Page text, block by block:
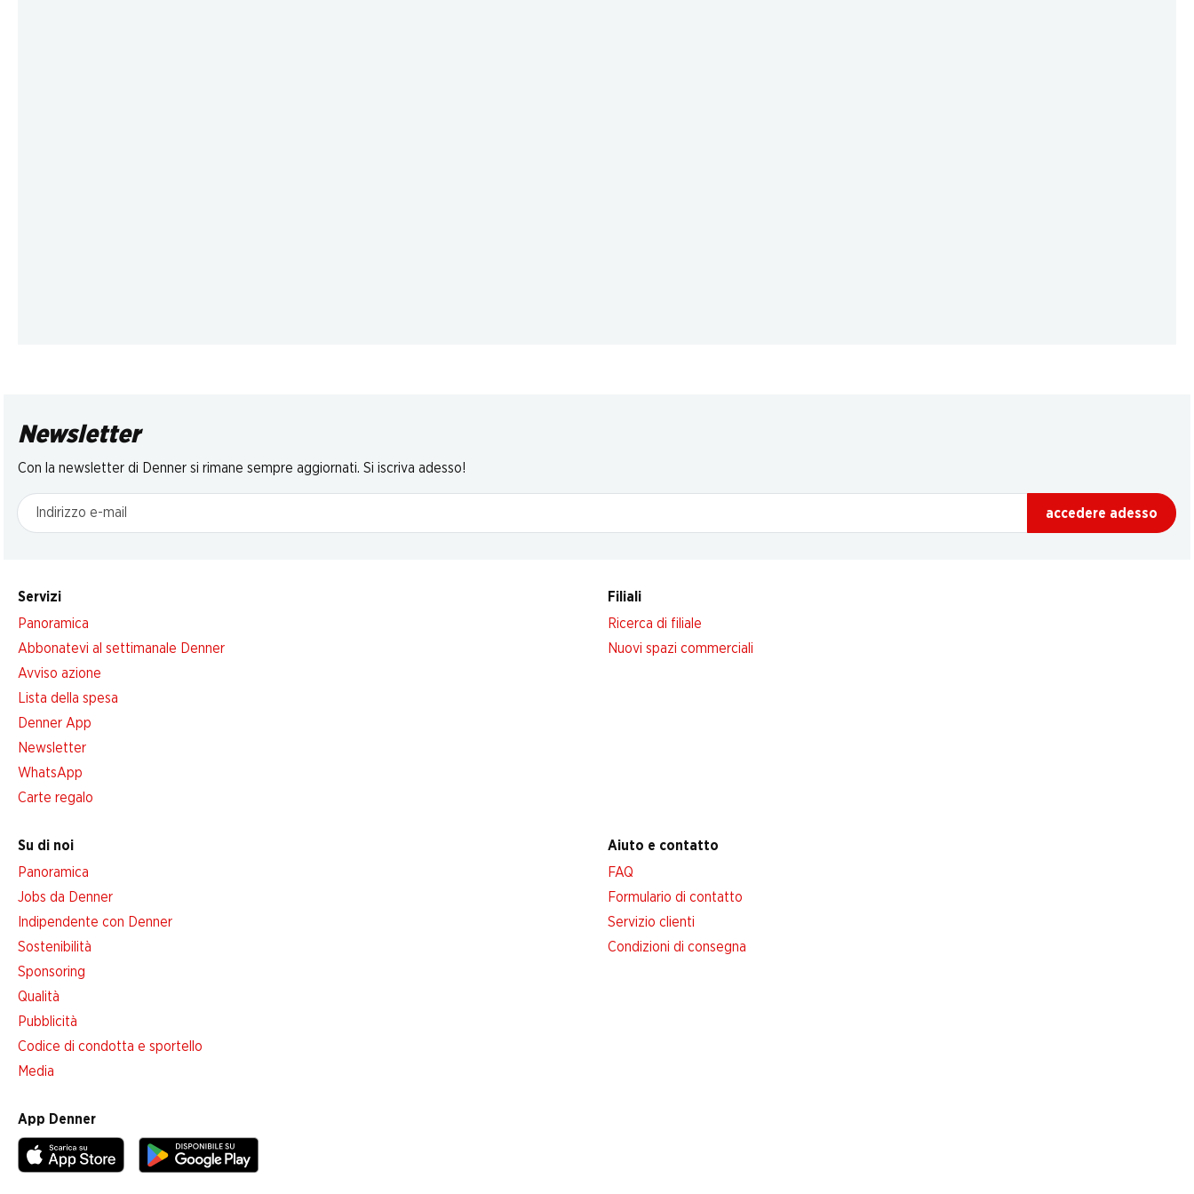
Newsletter
Con la newsletter di Denner si rimane sempre aggiornati. Si iscriva adesso!
Indirizzo e-mail
accedere adesso
Servizi
Panoramica
Abbonatevi al settimanale Denner
Avviso azione
Lista della spesa
Denner App
Newsletter
WhatsApp
Carte regalo
Filiali
Ricerca di filiale
Nuovi spazi commerciali
Su di noi
Panoramica
Jobs da Denner
Indipendente con Denner
Sostenibilità
Sponsoring
Qualità
Pubblicità
Codice di condotta e sportello
Media
Aiuto e contatto
FAQ
Formulario di contatto
Servizio clienti
Condizioni di consegna
App Denner